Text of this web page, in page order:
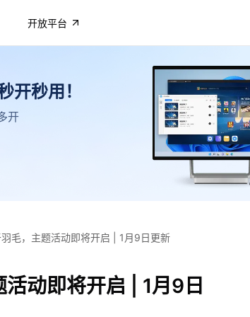
开放平台
开秒用！
开
羽毛，主题活动即将开启 | 1月9日更新
动即将开启 | 1月9日